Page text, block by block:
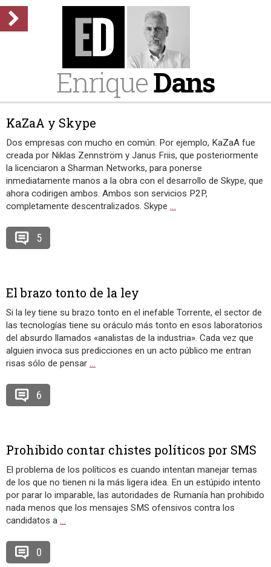
EnriqueDans
KaZaA y Skype
Dos empresas con mucho en común. Por ejemplo, KaZaA fue
creada por Niklas Zennström y Janus Friis, que posteriormente
la licenciaron a Sharman Networks, para ponerse
inmediatamente manos a la obra con el desarrollo de Skype, que
ahora codirigen ambos. Ambos son servicios P2P,
completamente descentralizados. Skype …
5
El brazo tonto de la ley
Si la ley tiene su brazo tonto en el inefable Torrente, el sector de
las tecnologías tiene su oráculo más tonto en esos laboratorios
del absurdo llamados «analistas de la industria». Cada vez que
alguien invoca sus predicciones en un acto público me entran
risas sólo de pensar …
6
Prohibido contar chistes políticos por SMS
El problema de los políticos es cuando intentan manejar temas
de los que no tienen ni la más ligera idea. En un estúpido intento
por parar lo imparable, las autoridades de Rumanía han prohibido
nada menos que los mensajes SMS ofensivos contra los
candidatos a …
0